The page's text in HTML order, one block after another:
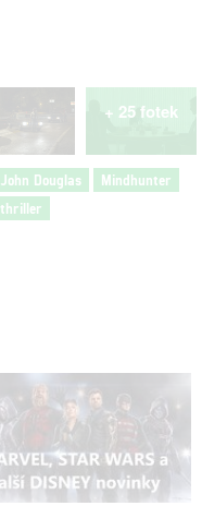
+ 25 fotek
John Douglas
Mindhunter
thriller